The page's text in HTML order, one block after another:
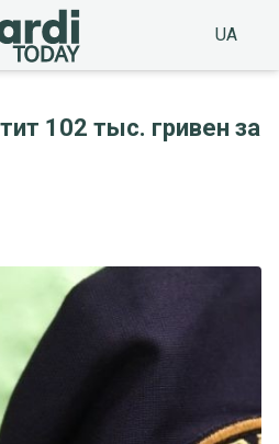
UA
102 тыс. гривен за